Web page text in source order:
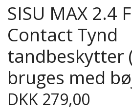
SISU MAX 2.4
Contact Tynd
tandbeskytter
bruges med
DKK 279,00